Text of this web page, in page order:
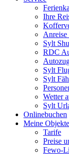
Ihre
Anreise
Sylt
RDC
Sylt
Sylt
Wetter
Sylt
Onlinebuchen
Meine Objekte
Tarife
Preise
Fewo-